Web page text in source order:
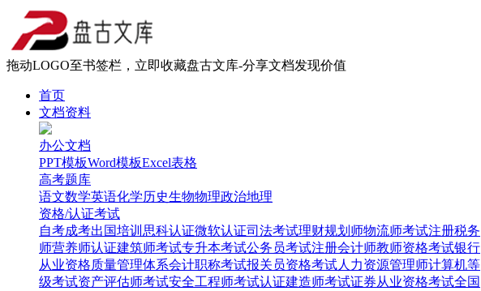
拖动LOGO至书签栏，立即收藏盘古文库-分享文档发现价值
首页
文档资料
办公文档
PPT模板Word模板Excel表格
高考题库
语文数学英语化学历史生物物理政治地理
资格/认证考试
自考成考出国培训 思科认证微软认证司法考试理财规划师物流师考试注册税务
师营养师认证建筑师考试专升本考试公务员考试注册会计师教师资格考试银行
从业资格质量管理体系会计职称考试报关员资格考试人力资源管理师计算机等
级考试资产评估师考试安全工程师考试认证建造师考试证券从业资格考试全国